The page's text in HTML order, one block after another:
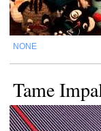
NONE
Tame